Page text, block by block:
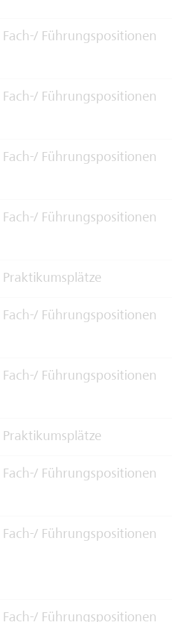
Fach-/ Führungspositionen
Fach-/ Führungspositionen
Fach-/ Führungspositionen
Fach-/ Führungspositionen
Praktikumsplätze
Fach-/ Führungspositionen
Fach-/ Führungspositionen
Praktikumsplätze
Fach-/ Führungspositionen
Fach-/ Führungspositionen
Fach-/ Führungspositionen